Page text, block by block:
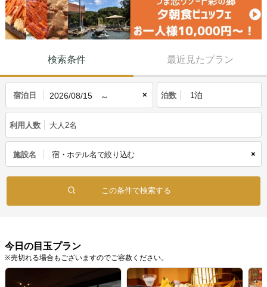
検索条件 最近見たプラン
宿泊日 × 泊数
利用人数 大人2名
施設名 ×
今日の目玉プラン
※売切れる場合もございますのでご容赦ください。